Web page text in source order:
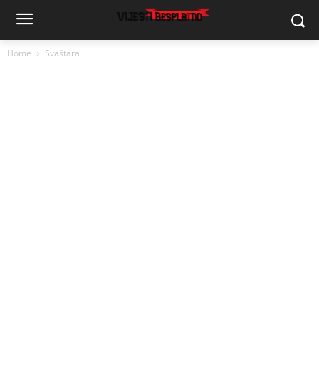
Home Svaštara